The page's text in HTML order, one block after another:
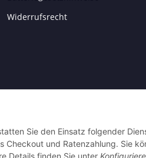
Sie den Einsatz folgender
Checkout und Ratenzahlung. Sie
Widerrufsrecht